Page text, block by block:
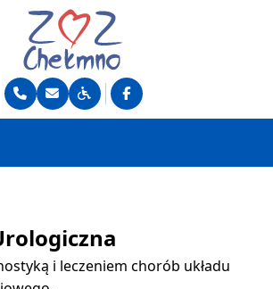
i leczeniem chorób układu